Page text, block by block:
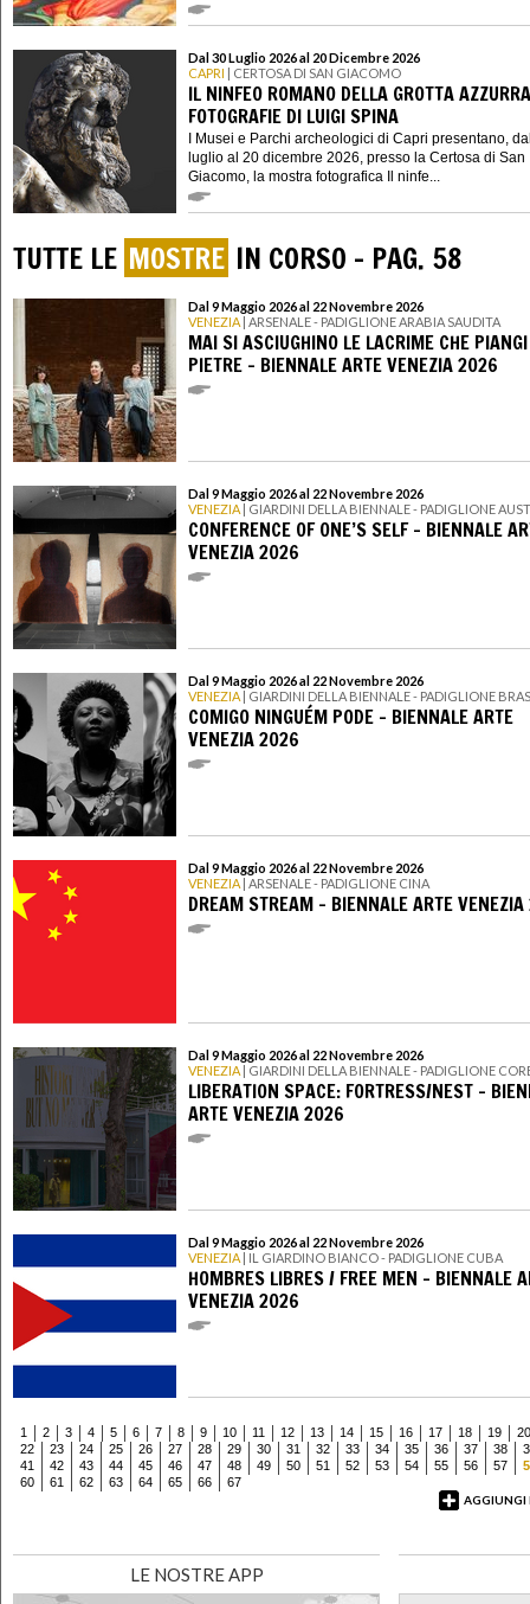
Dal 30 Luglio 2026 al 20 Dicembre 2026
CAPRI | CERTOSA DI SAN GIACOMO
IL NINFEO ROMANO DELLA GROTTA
FOTOGRAFIE DI LUIGI SPINA
I Musei e Parchi archeologici di Capri presentano,
luglio al 20 dicembre 2026, presso la Certosa di San
Giacomo, la mostra fotografica Il ninfe...
TUTTE LE MOSTRE IN CORSO - PAG. 58
Dal 9 Maggio 2026 al 22 Novembre 2026
VENEZIA | ARSENALE - PADIGLIONE ARABIA SAUDITA
MAI SI ASCIUGHINO LE LACRIME CHE
PIETRE - BIENNALE ARTE VENEZIA 2026
Dal 9 Maggio 2026 al 22 Novembre 2026
VENEZIA | GIARDINI DELLA BIENNALE - PADIGLIONE
CONFERENCE OF ONE’S SELF - BIENNALE
VENEZIA 2026
Dal 9 Maggio 2026 al 22 Novembre 2026
VENEZIA | GIARDINI DELLA BIENNALE - PADIGLIONE
COMIGO NINGUÉM PODE - BIENNALE ARTE
VENEZIA 2026
Dal 9 Maggio 2026 al 22 Novembre 2026
VENEZIA | ARSENALE - PADIGLIONE CINA
DREAM STREAM - BIENNALE ARTE
Dal 9 Maggio 2026 al 22 Novembre 2026
VENEZIA | GIARDINI DELLA BIENNALE - PADIGLIONE
LIBERATION SPACE: FORTRESS/NEST -
ARTE VENEZIA 2026
Dal 9 Maggio 2026 al 22 Novembre 2026
VENEZIA | IL GIARDINO BIANCO - PADIGLIONE CUBA
HOMBRES LIBRES / FREE MEN - BIENNALE
VENEZIA 2026
1 2 3 4 5 6 7 8 9 10 11 12 13 14 15 16 17 18 19
20
22
23 24 25 26 27 28 29 30 31 32 33 34 35 36 37 38
41
42 43 44 45 46 47 48 49 50 51 52 53 54 55 56 57
60
61 62 63 64 65 66
67
AGGIUNGI
LE NOSTRE APP